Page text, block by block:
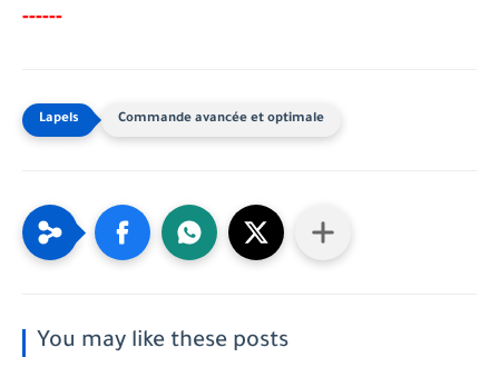
------
Commande avancée et optimale
You may like these posts